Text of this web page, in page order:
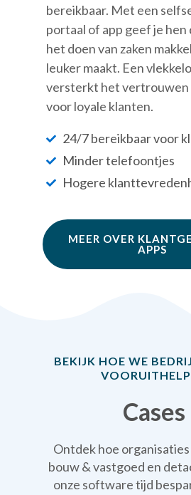
bereikbaar. Met een
portaal of app geef je hen
het doen van zaken
leuker maakt. Een
versterkt het vertrouwen
voor loyale klanten.
24/7 bereikbaar voor
Minder telefoontjes
Hogere
MEER OVER
APPS
BEKIJK HOE WE
Cases
Ontdek hoe
bouw & vastgoed en
onze software tijd